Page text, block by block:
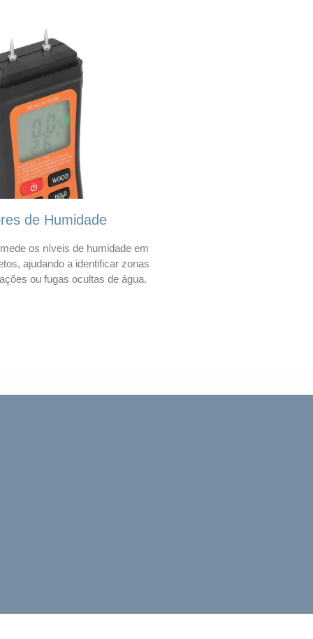
de Humidade
os níveis de humidade em
ajudando a identificar zonas
ou fugas ocultas de água.